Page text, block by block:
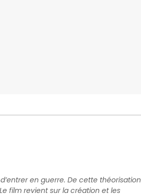
en guerre. De cette théorisation
film revient sur la création et les